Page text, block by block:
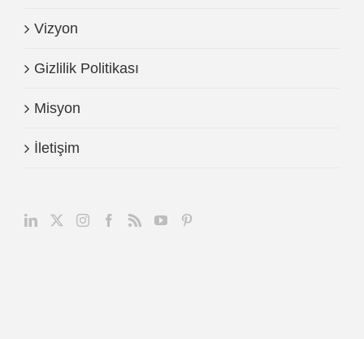
Vizyon
Gizlilik Politikası
Misyon
İletişim